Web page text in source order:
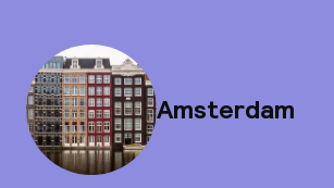
Amsterdam